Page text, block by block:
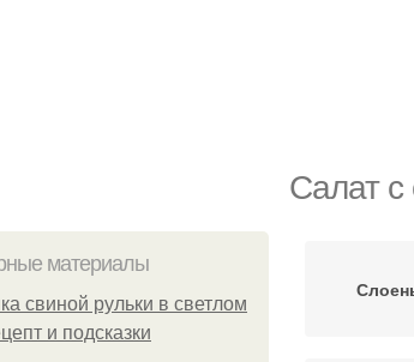
Салат с
материалы
свиной рульки в светлом
и подсказки